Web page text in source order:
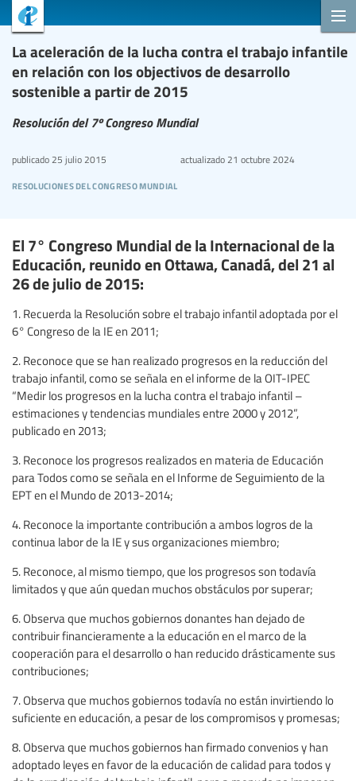
La aceleración de la lucha contra el trabajo infantile
en relación con los objectivos de desarrollo
sostenible a partir de 2015
Resolución del 7º Congreso Mundial
resoluciones del congreso mundial
publicado25 julio 2015 actualizado21 octubre 2024
El 7° Congreso Mundial de la Internacional de la
Educación, reunido en Ottawa, Canadá, del 21 al
26 de julio de 2015:
1. Recuerda la Resolución sobre el trabajo infantil adoptada por el
6° Congreso de la IE en 2011;
2. Reconoce que se han realizado progresos en la reducción del
trabajo infantil, como se señala en el informe de la OIT-IPEC
“Medir los progresos en la lucha contra el trabajo infantil –
estimaciones y tendencias mundiales entre 2000 y 2012”,
publicado en 2013;
3. Reconoce los progresos realizados en materia de Educación
para Todos como se señala en el Informe de Seguimiento de la
EPT en el Mundo de 2013-2014;
4. Reconoce la importante contribución a ambos logros de la
continua labor de la IE y sus organizaciones miembro;
5. Reconoce, al mismo tiempo, que los progresos son todavía
limitados y que aún quedan muchos obstáculos por superar;
6. Observa que muchos gobiernos donantes han dejado de
contribuir financieramente a la educación en el marco de la
cooperación para el desarrollo o han reducido drásticamente sus
contribuciones;
7. Observa que muchos gobiernos todavía no están invirtiendo lo
suficiente en educación, a pesar de los compromisos y promesas;
8. Observa que muchos gobiernos han firmado convenios y han
adoptado leyes en favor de la educación de calidad para todos y